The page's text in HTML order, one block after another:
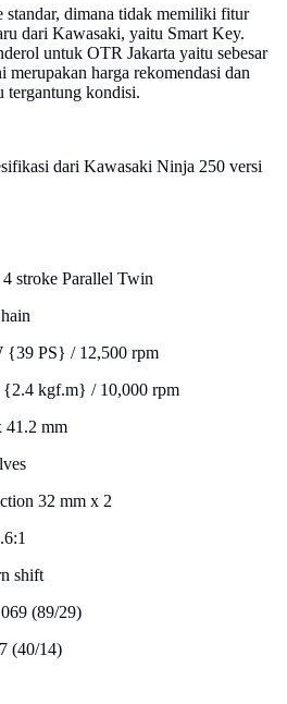
standar, dimana tidak memiliki fitur
dari Kawasaki, yaitu Smart Key.
untuk OTR Jakarta yaitu sebesar
harga rekomendasi dan
tergantung kondisi.
dari Kawasaki Ninja 250 versi
stroke Parallel Twin
{39 PS} / 12,500 rpm
kgf.m} / 10,000 rpm
41.2 mm
32 mm x 2
shift
(89/29)
(40/14)